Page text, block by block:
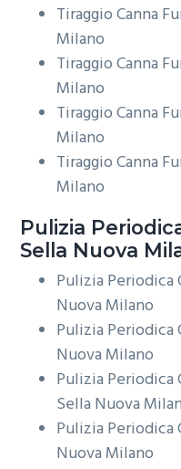
Tiraggio Canna
Milano
Tiraggio Canna
Milano
Tiraggio Canna
Milano
Tiraggio Canna
Milano
Pulizia
Sella Nuova
Pulizia Periodica
Nuova Milano
Pulizia Periodica
Nuova Milano
Pulizia Periodica
Sella Nuova
Pulizia Periodica
Nuova Milano